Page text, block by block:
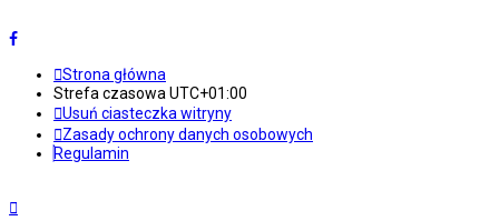
Strona główna
Strefa czasowaUTC+01:00
Usuń ciasteczka witryny
Zasady ochrony danych osobowych
Regulamin